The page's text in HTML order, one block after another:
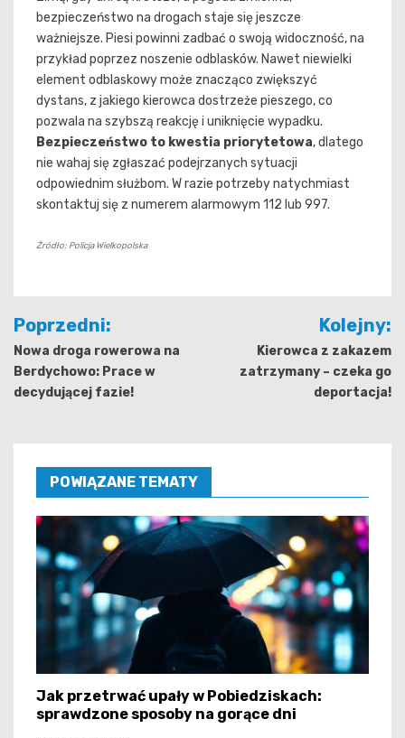
bezpieczeństwo na drogach staje się jeszcze
ważniejsze. Piesi powinni zadbać o swoją widoczność, na
przykład poprzez noszenie odblasków. Nawet niewielki
element odblaskowy może znacząco zwiększyć
dystans, z jakiego kierowca dostrzeże pieszego, co
pozwala na szybszą reakcję i uniknięcie wypadku.
Bezpieczeństwo to kwestia priorytetowa, dlatego
nie wahaj się zgłaszać podejrzanych sytuacji
odpowiednim służbom. W razie potrzeby natychmiast
skontaktuj się z numerem alarmowym 112 lub 997.
Źródło: Policja Wielkopolska
Nawigacja
wpisu
Poprzedni:
Nowa droga rowerowa na
Berdychowo: Prace w
decydującej fazie!
Kolejny:
Kierowca z zakazem
zatrzymany – czeka go
deportacja!
POWIĄZANE TEMATY
Jak przetrwać upały w Pobiedziskach:
sprawdzone sposoby na gorące dni